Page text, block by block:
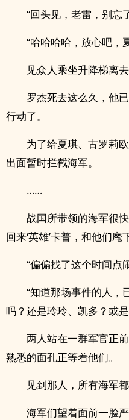
“回头见，老雷，别忘
“哈哈哈哈，放心吧，
见众人乘坐升降梯离
罗杰死去这么久，他
行动了。
为了给夏琪、古罗莉
出面暂时拦截海军。
……
战国所带领的海军很
回来‘英雄’卡普，和他们麾
“偏偏找了这个时间点
“知道那场事件的人，
吗？还是玲玲、凯多？或
两人站在一群军官正
熟悉的面孔正等着他们。
见到那人，所有海军
海军们望着面前一脸